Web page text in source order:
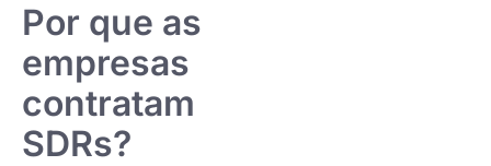
Por que as
empresas
contratam
SDRs?